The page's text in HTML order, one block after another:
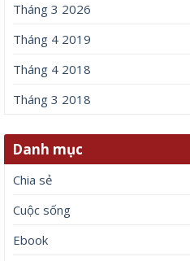
Tháng 3 2026
Tháng 4 2019
Tháng 4 2018
Tháng 3 2018
Danh mục
Chia sẻ
Cuộc sống
Ebook